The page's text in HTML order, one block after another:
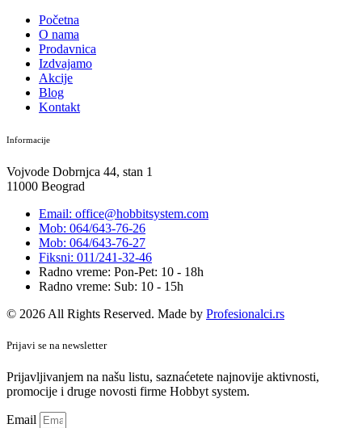
Početna
O nama
Prodavnica
Izdvajamo
Akcije
Blog
Kontakt
Informacije
Vojvode Dobrnjca 44, stan 1
11000 Beograd
Email: office@hobbitsystem.com
Mob: 064/643-76-26
Mob: 064/643-76-27
Fiksni: 011/241-32-46
Radno vreme: Pon-Pet: 10 - 18h
Radno vreme: Sub: 10 - 15h
© 2026 All Rights Reserved. Made by Profesionalci.rs
Prijavi se na newsletter
Prijavljivanjem na našu listu, saznaćetete najnovije aktivnosti,
promocije i druge novosti firme Hobbyt system.
Email